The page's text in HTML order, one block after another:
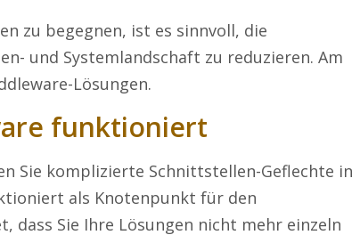
zu begegnen, ist es sinnvoll, die
und Systemlandschaft zu reduzieren. Am
-Lösungen.
funktioniert
Sie komplizierte Schnittstellen-Geflechte in
als Knotenpunkt für den
dass Sie Ihre Lösungen nicht mehr einzeln